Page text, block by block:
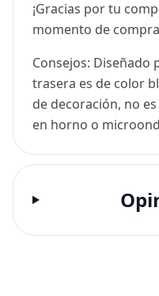
¡Gracias por tu
momento de
Consejos: Diseñado
trasera es de color
de decoración, no
en horno o